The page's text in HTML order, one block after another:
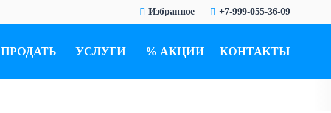
+7-999-055-36-09
Избранное
ПРОДАТЬ УСЛУГИ АКЦИИ КОНТАКТЫ